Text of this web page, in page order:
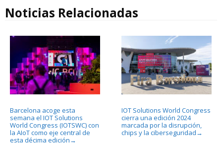
Noticias Relacionadas
Barcelona acoge esta
semana el IOT Solutions
World Congress (IOTSWC) con
la AIoT como eje central de
esta décima edición →
IOT Solutions World Congress
cierra una edición 2024
marcada por la disrupción,
chips y la ciberseguridad →